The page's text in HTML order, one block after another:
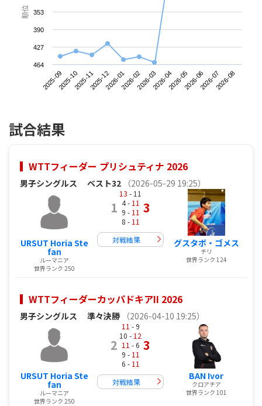
順位
2025-092025-102025-112025-122026-012026-022026-032026-042026-052026-062026-072026-08
353
390
427
464
試合結果
WTTフィーダー プリシュティナ 2026
男子シングルス ベスト32 （2026-05-29 19:25）
URSUT Horia Ste
fan
ルーマニア
世界ランク 250
1
13 - 11
4 - 11
9 - 11
8 - 11
3
対戦結果 グスタボ・ゴメス
チリ
世界ランク 124
WTTフィーダーカッパドキアII 2026
男子シングルス 準々決勝 （2026-04-10 19:25）
URSUT Horia Ste
fan
ルーマニア
世界ランク 250
2
11 - 9
10 - 12
11 - 6
9 - 11
6 - 11
3
対戦結果
BAN Ivor
クロアチア
世界ランク 101